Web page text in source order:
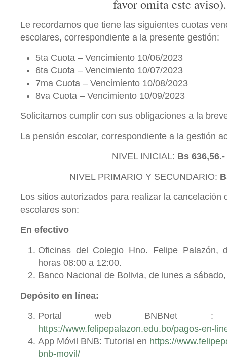
favor omita este aviso).
Le recordamos que tiene las siguientes cuotas
escolares, correspondiente a la presente gestión:
5ta Cuota – Vencimiento 10/06/2023
6ta Cuota – Vencimiento 10/07/2023
7ma Cuota – Vencimiento 10/08/2023
8va Cuota – Vencimiento 10/09/2023
Solicitamos cumplir con sus obligaciones a la
La pensión escolar, correspondiente a la gestión
NIVEL INICIAL: Bs 636,56.-
NIVEL PRIMARIO Y SECUNDARIO:
Los sitios autorizados para realizar la cancelación
escolares son:
En efectivo
Oficinas del Colegio Hno. Felipe Palazón,
horas 08:00 a 12:00.
Banco Nacional de Bolivia, de lunes a
Depósito en línea:
Portal web BNBNet :
https://www.felipepalazon.edu.bo/pagos-en-
App Móvil BNB: Tutorial en https://
bnb-movil/